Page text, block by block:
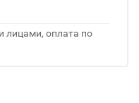
лицами, оплата по